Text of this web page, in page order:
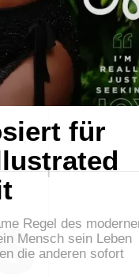
für
Regel des
Mensch sein Leben
die anderen sofort